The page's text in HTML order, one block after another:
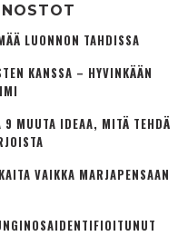
LUONNON TAHDISSA
KANSSA – HYVINKÄÄN
9 MUUTA IDEAA, MITÄ TEHDÄ
VAIKKA MARJAPENSAAN